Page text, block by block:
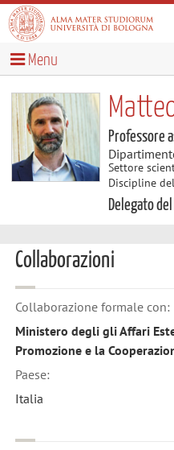
Menu
Professore
Settore
Discipline
Delegato
Collaborazioni
Collaborazione formale con:
Ministero degli gli Affari
Promozione e la
Paese:
Italia